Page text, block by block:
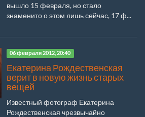
вышло 15 февраля, но стало
знаменито о этом лишь сейчас, 17 ф...
06 февраля 2012, 20:40
Екатерина Рождественская
верит в новую жизнь старых
вещей
Известный фотограф Екатерина
Рождественская чрезвычайно